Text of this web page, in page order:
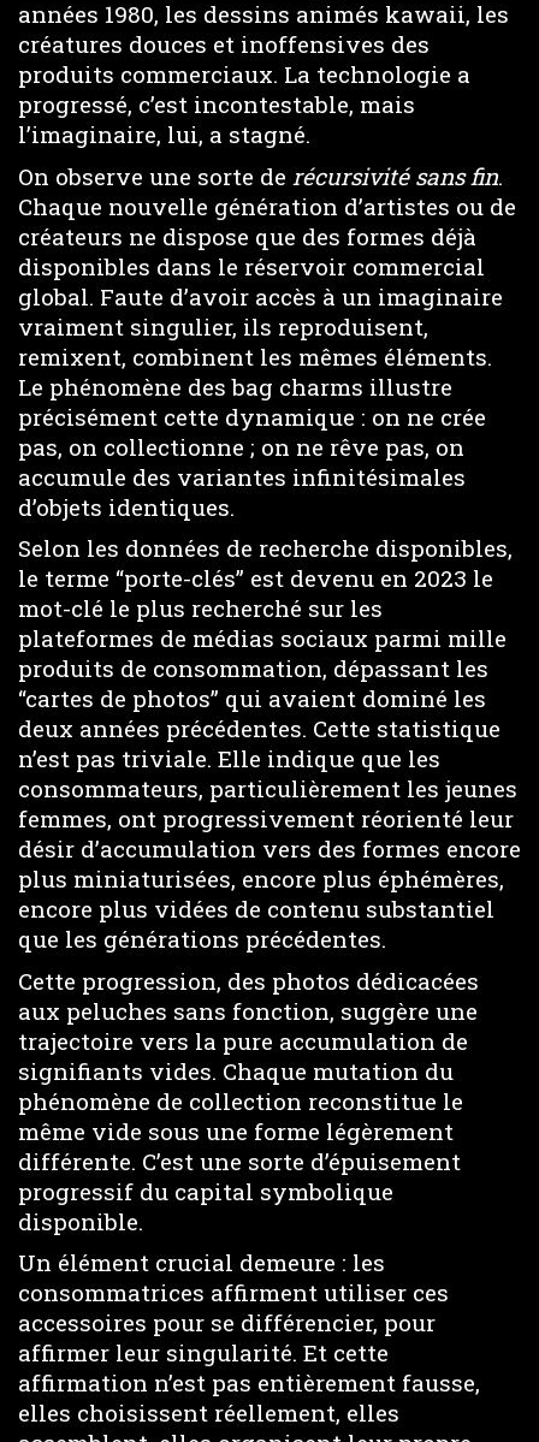
années 1980, les dessins animés kawaii, les
créatures douces et inoffensives des
produits commerciaux. La technologie a
progressé, c’est incontestable, mais
l’imaginaire, lui, a stagné.
On observe une sorte de récursivité sans fin.
Chaque nouvelle génération d’artistes ou de
créateurs ne dispose que des formes déjà
disponibles dans le réservoir commercial
global. Faute d’avoir accès à un imaginaire
vraiment singulier, ils reproduisent,
remixent, combinent les mêmes éléments.
Le phénomène des bag charms illustre
précisément cette dynamique : on ne crée
pas, on collectionne ; on ne rêve pas, on
accumule des variantes infinitésimales
d’objets identiques.
Selon les données de recherche disponibles,
le terme “porte-clés” est devenu en 2023 le
mot-clé le plus recherché sur les
plateformes de médias sociaux parmi mille
produits de consommation, dépassant les
“cartes de photos” qui avaient dominé les
deux années précédentes. Cette statistique
n’est pas triviale. Elle indique que les
consommateurs, particulièrement les jeunes
femmes, ont progressivement réorienté leur
désir d’accumulation vers des formes encore
plus miniaturisées, encore plus éphémères,
encore plus vidées de contenu substantiel
que les générations précédentes.
Cette progression, des photos dédicacées
aux peluches sans fonction, suggère une
trajectoire vers la pure accumulation de
signifiants vides. Chaque mutation du
phénomène de collection reconstitue le
même vide sous une forme légèrement
différente. C’est une sorte d’épuisement
progressif du capital symbolique
disponible.
Un élément crucial demeure : les
consommatrices affirment utiliser ces
accessoires pour se différencier, pour
affirmer leur singularité. Et cette
affirmation n’est pas entièrement fausse,
elles choisissent réellement, elles